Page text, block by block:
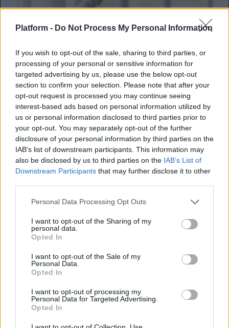
Platform - Do Not Process My Personal Information
If you wish to opt-out of the sale, sharing to third parties, or
processing of your personal or sensitive information for
targeted advertising by us, please use the below opt-out
section to confirm your selection. Please note that after your
opt-out request is processed you may continue seeing
interest-based ads based on personal information utilized by
us or personal information disclosed to third parties prior to
your opt-out. You may separately opt-out of the further
disclosure of your personal information by third parties on the
IAB’s list of downstream participants. This information may
also be disclosed by us to third parties on the IAB’s List of
Downstream Participants that may further disclose it to other
Personal Data Processing Opt Outs
I want to opt-out of the Sharing of my
personal data.
Opted In
I want to opt-out of the Sale of my
Personal Data.
Opted In
I want to opt-out of processing my
Personal Data for Targeted Advertising.
Opted In
Πανελλαδικές-Βάσεις 2023: Οι
προτιμήσεις των μαθητών σε
ΓΕΛ-ΕΠΑΛ - Στην «κορυφή»
Ανακοινώθηκαν σήμερα οι βάσεις των
σχολών για τις Πανελλαδικές-Πανελλήνιες
Ναταλία Πετρίτη